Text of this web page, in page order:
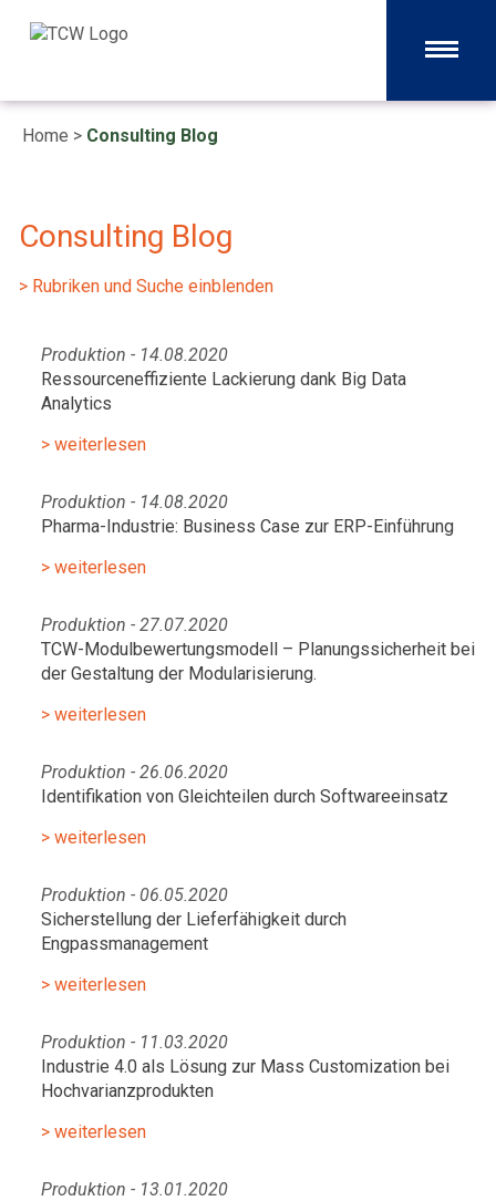
Home > Consulting Blog
Consulting Blog
> Rubriken und Suche einblenden
Produktion - 14.08.2020
Ressourceneffiziente Lackierung dank Big Data
Analytics
> weiterlesen
Produktion - 14.08.2020
Pharma-Industrie: Business Case zur ERP-Einführung
> weiterlesen
Produktion - 27.07.2020
TCW-Modulbewertungsmodell – Planungssicherheit bei
der Gestaltung der Modularisierung.
> weiterlesen
Produktion - 26.06.2020
Identifikation von Gleichteilen durch Softwareeinsatz
> weiterlesen
Produktion - 06.05.2020
Sicherstellung der Lieferfähigkeit durch
Engpassmanagement
> weiterlesen
Produktion - 11.03.2020
Industrie 4.0 als Lösung zur Mass Customization bei
Hochvarianzprodukten
> weiterlesen
Produktion - 13.01.2020